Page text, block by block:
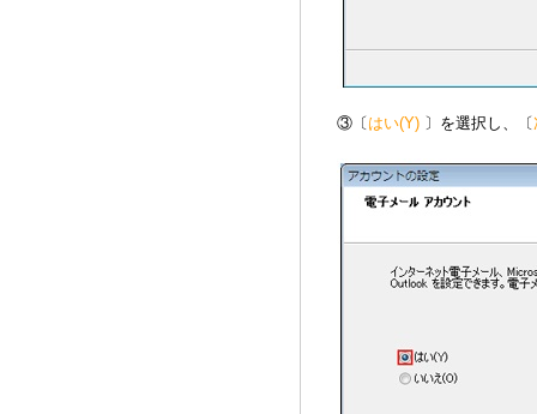
③〔 はい(Y) 〕を選択し、〔